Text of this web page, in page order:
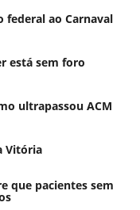
ao Carnaval
está sem foro
ultrapassou ACM
Vitória
que pacientes sem